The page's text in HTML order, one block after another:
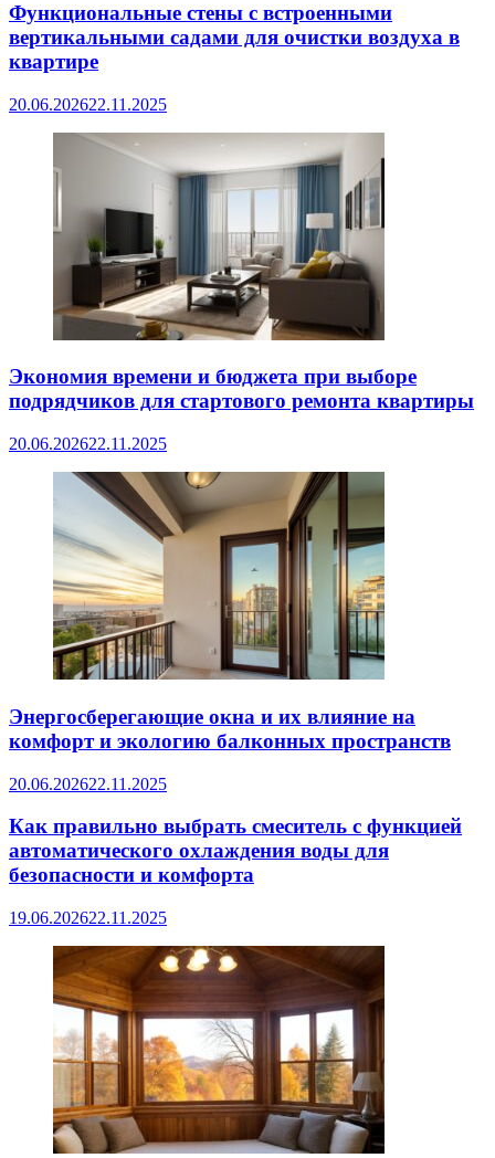
Функциональные стены с встроенными
вертикальными садами для очистки воздуха в
квартире
20.06.202622.11.2025
Экономия времени и бюджета при выборе
подрядчиков для стартового ремонта квартиры
20.06.202622.11.2025
Энергосберегающие окна и их влияние на
комфорт и экологию балконных пространств
20.06.202622.11.2025
Как правильно выбрать смеситель с функцией
автоматического охлаждения воды для
безопасности и комфорта
19.06.202622.11.2025